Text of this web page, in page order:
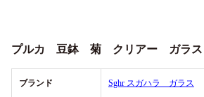
プルカ 豆鉢 菊 クリアー ガラス
ブランド Sghr スガハラ ガラス